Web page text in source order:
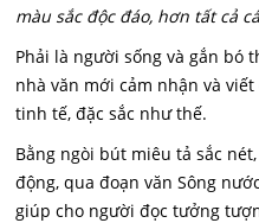
màu sắc độc đáo, hơn tất cả
Phải là người sống và gắn bó
nhà văn mới cảm nhận và
tinh tế, đặc sắc như thế.
Bằng ngòi bút miêu tả sắc
động, qua đoạn văn Sông
giúp cho người đọc tưởng